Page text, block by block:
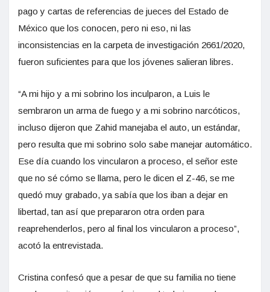
pago y cartas de referencias de jueces del Estado de
México que los conocen, pero ni eso, ni las
inconsistencias en la carpeta de investigación 2661/2020,
fueron suficientes para que los jóvenes salieran libres.
“A mi hijo y a mi sobrino los inculparon, a Luis le
sembraron un arma de fuego y a mi sobrino narcóticos,
incluso dijeron que Zahid manejaba el auto, un estándar,
pero resulta que mi sobrino solo sabe manejar automático.
Ese día cuando los vincularon a proceso, el señor este
que no sé cómo se llama, pero le dicen el Z-46, se me
quedó muy grabado, ya sabía que los iban a dejar en
libertad, tan así que prepararon otra orden para
reaprehenderlos, pero al final los vincularon a proceso”,
acotó la entrevistada.
Cristina confesó que a pesar de que su familia no tiene